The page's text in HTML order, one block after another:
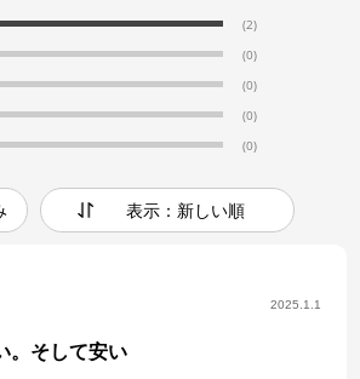
(2)
(0)
(0)
(0)
(0)
表示：新しい順
2025.1.1
。そして安い